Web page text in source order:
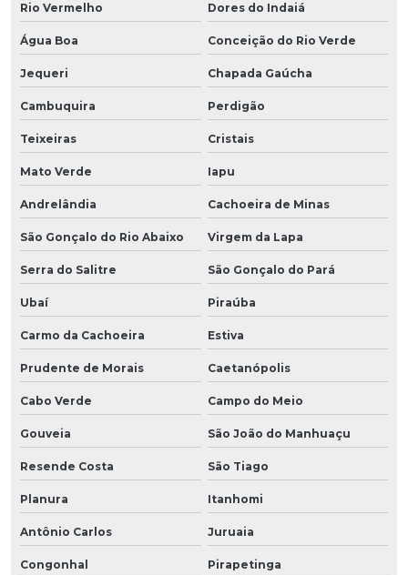
Rio Vermelho Dores do Indaiá
Água Boa Conceição do Rio Verde
Jequeri Chapada Gaúcha
Cambuquira Perdigão
Teixeiras Cristais
Mato Verde Iapu
Andrelândia Cachoeira de Minas
São Gonçalo do Rio Abaixo Virgem da Lapa
Serra do Salitre São Gonçalo do Pará
Ubaí Piraúba
Carmo da Cachoeira Estiva
Prudente de Morais Caetanópolis
Cabo Verde Campo do Meio
Gouveia São João do Manhuaçu
Resende Costa São Tiago
Planura Itanhomi
Antônio Carlos Juruaia
Congonhal Pirapetinga